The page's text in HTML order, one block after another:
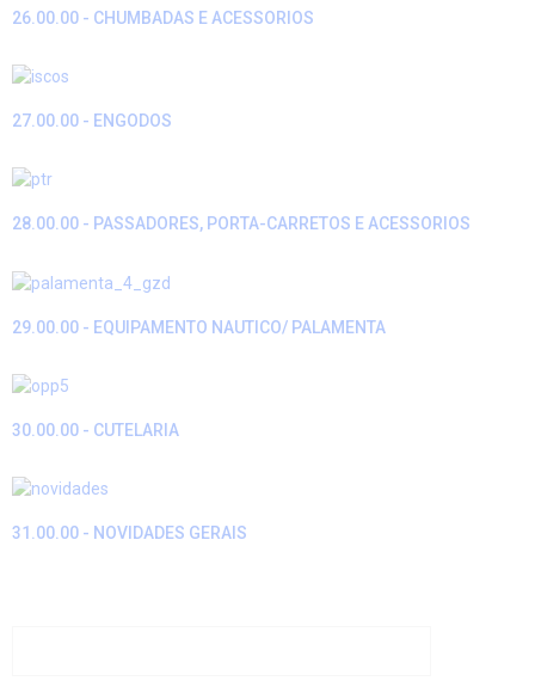
26.00.00 - CHUMBADAS E ACESSORIOS
27.00.00 - ENGODOS
28.00.00 - PASSADORES, PORTA-CARRETOS E ACESSORIOS
29.00.00 - EQUIPAMENTO NAUTICO/ PALAMENTA
30.00.00 - CUTELARIA
31.00.00 - NOVIDADES GERAIS